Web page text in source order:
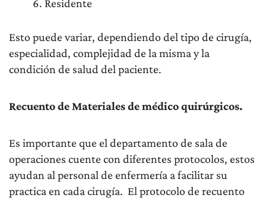
Residente
Esto puede variar, dependiendo del tipo de cirugía,
especialidad, complejidad de la misma y la
condición de salud del paciente.
Recuento de Materiales de médico quirúrgicos.
Es importante que el departamento de sala de
operaciones cuente con diferentes protocolos, estos
ayudan al personal de enfermería a facilitar su
practica en cada cirugía. El protocolo de recuento